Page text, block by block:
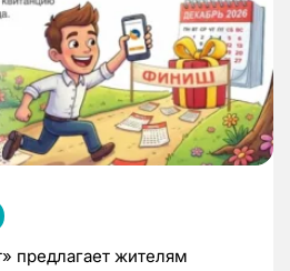
предлагает жителям